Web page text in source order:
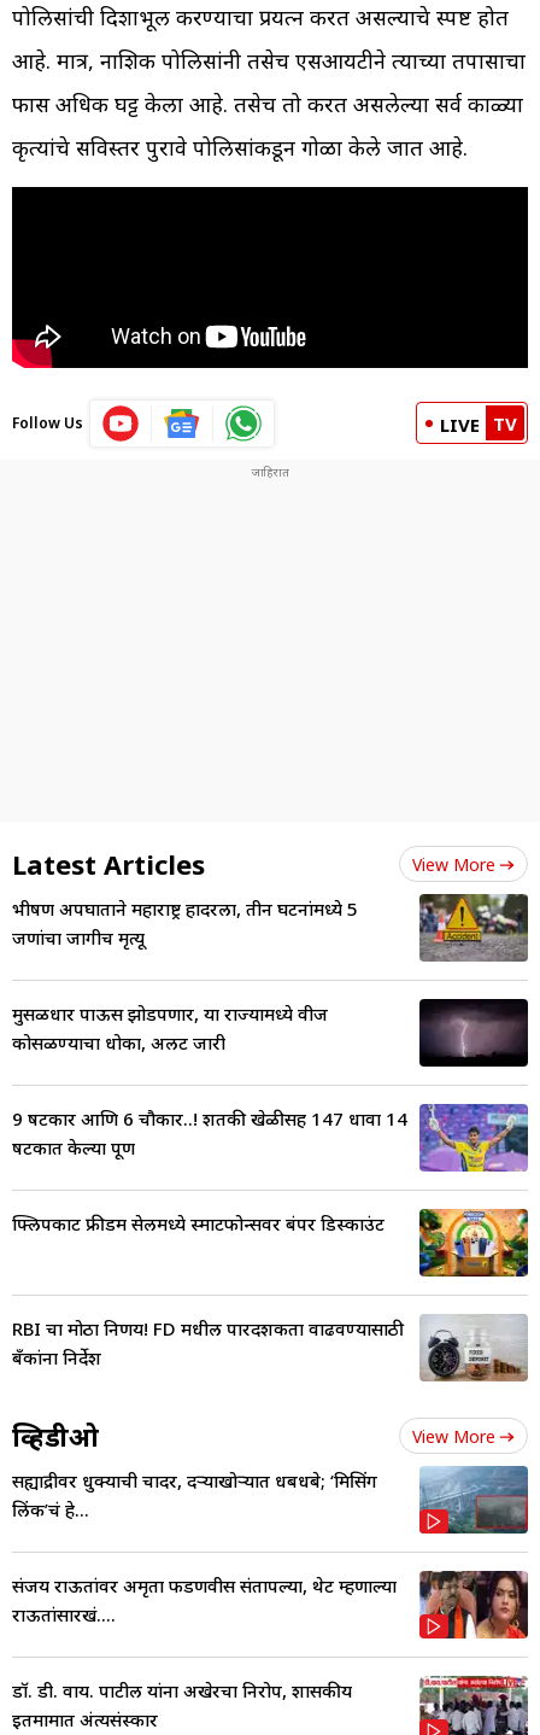
पोलिसांची दिशाभूल करण्याचा प्रयत्न करत असल्याचे स्पष्ट होत
आहे. मात्र, नाशिक पोलिसांनी तसेच एसआयटीने त्याच्या तपासाचा
फास अधिक घट्ट केला आहे. तसेच तो करत असलेल्या सर्व काळ्या
कृत्यांचे सविस्तर पुरावे पोलिसांकडून गोळा केले जात आहे.
Follow Us LIVE TV
Latest Articles View More
भीषण अपघाताने महाराष्ट्र हादरला, तीन घटनांमध्ये 5
जणांचा जागीच मृत्यू
मुसळधार पाऊस झोडपणार, या राज्यामध्ये वीज
कोसळण्याचा धोका, अलर्ट जारी
9 षटकार आणि 6 चौकार..! शतकी खेळीसह 147 धावा 14
षटकात केल्या पूर्ण
फ्लिपकार्ट फ्रीडम सेलमध्ये स्मार्टफोन्सवर बंपर डिस्काउंट
RBI चा मोठा निर्णय! FD मधील पारदर्शकता वाढवण्यासाठी
बँकांना निर्देश
व्हिडीओ View More
सह्याद्रीवर धुक्याची चादर, दऱ्याखोऱ्यात धबधबे; ‘मिसिंग
लिंक’चं हे...
संजय राऊतांवर अमृता फडणवीस संतापल्या, थेट म्हणाल्या
राऊतांसारखं....
डॉ. डी. वाय. पाटील यांना अखेरचा निरोप, शासकीय
इतमामात अंत्यसंस्कार